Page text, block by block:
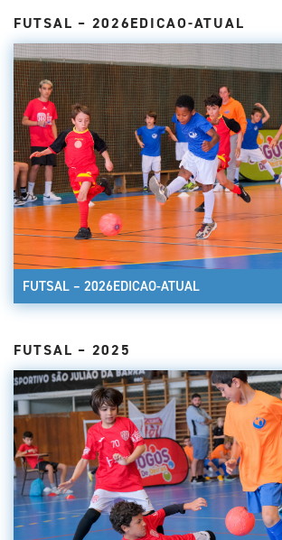
FUTSAL – 2026EDICAO-ATUAL
FUTSAL – 2026EDICAO-ATUAL
FUTSAL – 2025